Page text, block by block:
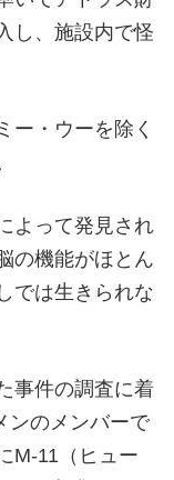
し、施設内で怪
ー・ウーを除く
よって発見され
の機能がほとん
では生きられな
事件の調査に着
ンのメンバーで
M-11（ヒュー